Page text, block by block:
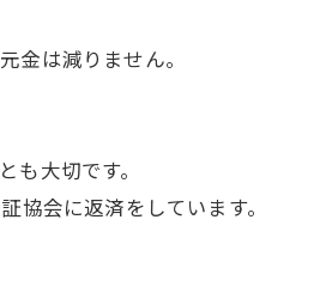
金は減りません。
大切です。
会に返済をしています。